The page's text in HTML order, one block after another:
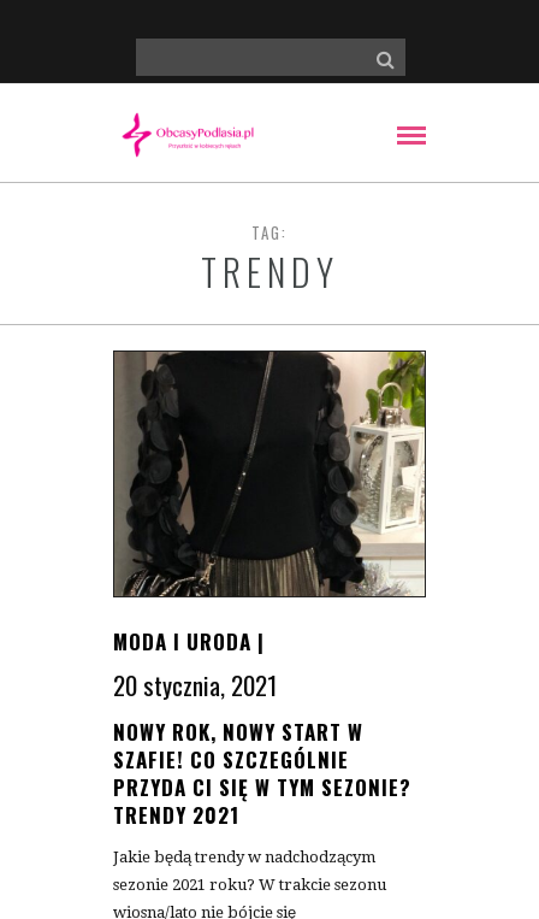
TAG:
TRENDY
MODA I URODA |
20 stycznia, 2021
NOWY ROK, NOWY START W
SZAFIE! CO SZCZEGÓLNIE
PRZYDA CI SIĘ W TYM SEZONIE?
TRENDY 2021
Jakie będą trendy w nadchodzącym
sezonie 2021 roku? W trakcie sezonu
wiosna/lato nie bójcie się